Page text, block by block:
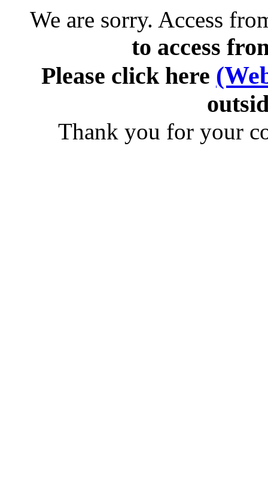
We are sorry. Access
to access
Please click here
Thank you for your